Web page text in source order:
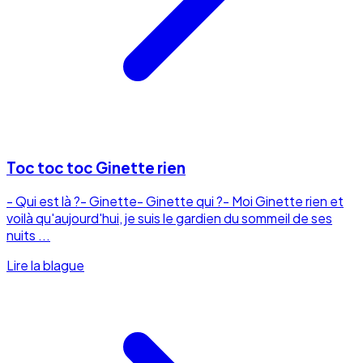
Toc toc toc Ginette rien
- Qui est là ?- Ginette- Ginette qui ?- Moi Ginette rien et
voilà qu'aujourd'hui, je suis le gardien du sommeil de ses
nuits ...
Lire la blague